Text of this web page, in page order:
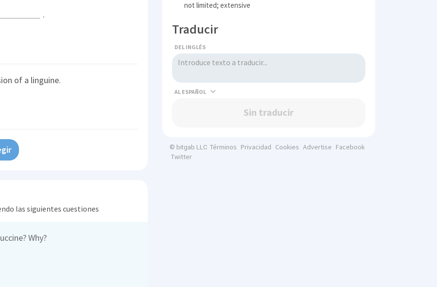
.
of a linguine.
las siguientes cuestiones
Why?
not limited; extensive
Traducir
DEL INGLÉS
AL
Sin traducir
© bitgab LLC Términos Privacidad Cookies Advertise Facebook
Twitter